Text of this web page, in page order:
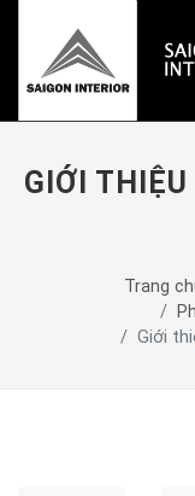
GIỚI
Trang
Giới